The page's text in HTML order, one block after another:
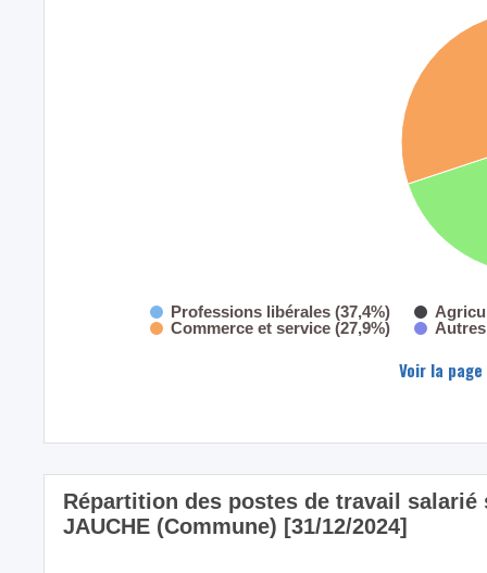
Professions libérales (37,4%)
Commerce et service (27,9%)
Voir la
Répartition des postes de travail
JAUCHE (Commune) [31/12/2024]